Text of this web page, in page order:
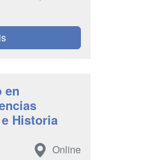
en
Historia
Online